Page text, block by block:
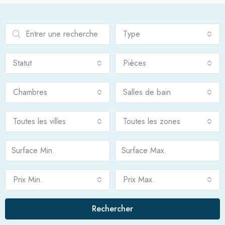
Type
Statut Pièces
Chambres Salles de bain
Toutes les villes Toutes les zones
Prix Min. Prix Max.
Rechercher